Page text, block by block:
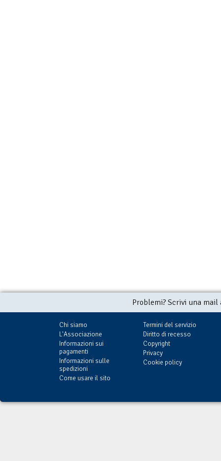
Problemi? Scrivi una
Chi siamo
L'Associazione
Informazioni sui
pagamenti
Informazioni sulle
spedizioni
Come usare il sito
Termini del servizio
Diritto di recesso
Copyright
Privacy
Cookie policy